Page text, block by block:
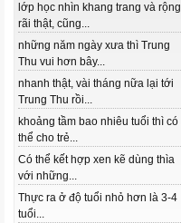
lớp học nhìn khang trang và rộng
rãi thật, cũng...
những năm ngày xưa thì Trung
Thu vui hơn bây...
nhanh thật, vài tháng nữa lại tới
Trung Thu rồi...
khoảng tầm bao nhiêu tuổi thì có
thể cho trẻ...
Có thể kết hợp xen kẽ dùng thìa
với những...
Thực ra ở độ tuổi nhỏ hơn là 3-4
tuổi...